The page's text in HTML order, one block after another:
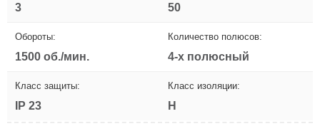
3 50
Обороты:
1500 об./мин.
Количество полюсов:
4-х полюсный
Класс защиты:
IP 23
Класс изоляции:
H